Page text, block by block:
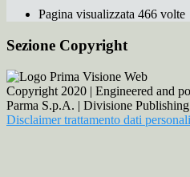
Pagina visualizzata 466 volte
Sezione Copyright
Copyright 2020 | Engineered and
Parma S.p.A. | Divisione
Disclaimer trattamento dati personali